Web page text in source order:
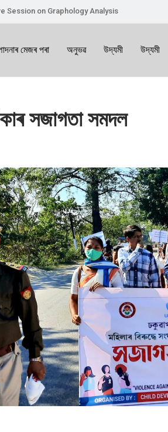
Session on Graphology Analysis
মেজৰ পৰা অনুভৱ উদ্যমী উদ্যমী
সজাগতা সমদল